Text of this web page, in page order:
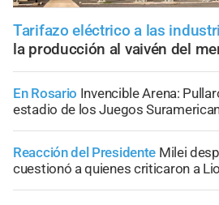
Tarifazo eléctrico a las
la producción al vaivén del
En Rosario Invencible Arena:
estadio de los Juegos
Reacción del Presidente Milei
cuestionó a quienes criticaron a